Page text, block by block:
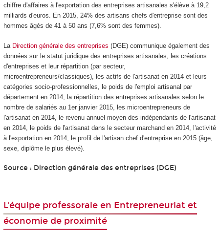
chiffre d'affaires à l'exportation des entreprises artisanales s'élève à 19,2
milliards d'euros. En 2015, 24% des artisans chefs d'entreprise sont des
hommes âgés de 41 à 50 ans (7,6% sont des femmes).
La Direction générale des entreprises (DGE) communique également des
données sur le statut juridique des entreprises artisanales, les créations
d'entreprises et leur répartition (par secteur,
microentrepreneurs/classiques), les actifs de l'artisanat en 2014 et leurs
catégories socio-professionnelles, le poids de l'emploi artisanal par
département en 2014, la répartition des entreprises artisanales selon le
nombre de salariés au 1er janvier 2015, les microentrepreneurs de
l'artisanat en 2014, le revenu annuel moyen des indépendants de l'artisanat
en 2014, le poids de l'artisanat dans le secteur marchand en 2014, l'activité
à l'exportation en 2014, le profil de l'artisan chef d'entreprise en 2015 (âge,
sexe, diplôme le plus élevé).
Source : Direction générale des entreprises (DGE)
L'équipe professorale en Entrepreneuriat et
économie de proximité